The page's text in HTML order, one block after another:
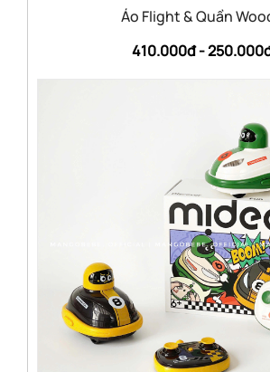
Áo Flight & Quần
410.000đ -